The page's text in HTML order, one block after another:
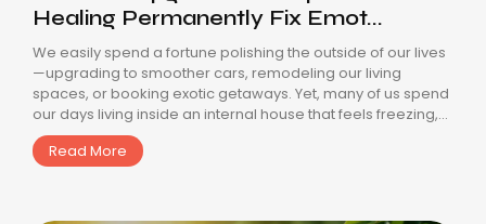
Healing Permanently Fix Emot...
We easily spend a fortune polishing the outside of our lives
—upgrading to smoother cars, remodeling our living
spaces, or booking exotic getaways. Yet, many of us spend
our days living inside an internal house that feels freezing,...
Read More